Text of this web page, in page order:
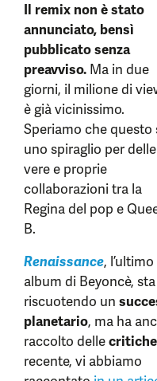
Il remix non è stato
annunciato, bensì
pubblicato senza
preavviso. Ma in due
giorni, il milione di
è già vicinissimo.
Speriamo che questo
uno spiraglio per delle
vere e proprie
collaborazioni tra la
Regina del pop e
B.
Renaissance, l’ultimo
album di Beyoncè, sta
riscuotendo un
planetario, ma ha
raccolto dellecritiche
recente, vi abbiamo